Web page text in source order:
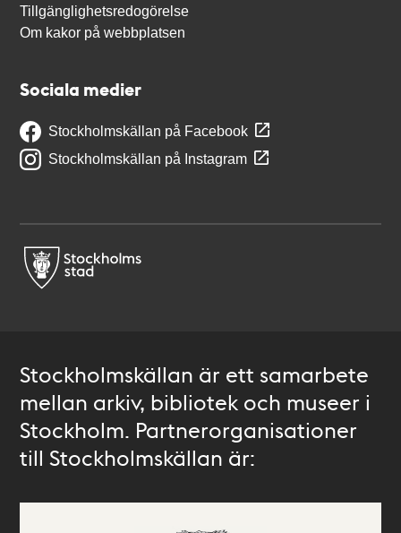
Tillgänglighetsredogörelse
Om kakor på webbplatsen
Sociala medier
Stockholmskällan på Facebook
Stockholmskällan på Instagram
Stockholmskällan är ett samarbete
mellan arkiv, bibliotek och museer i
Stockholm. Partnerorganisationer
till Stockholmskällan är: